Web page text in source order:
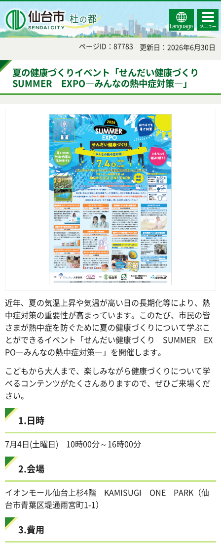
Select
Language
コンテ
ンツメ
ニュー
ページID：87783 更新日：2026年6月30日
夏の健康づくりイベント「せんだい健康づくり
SUMMER EXPO―みんなの熱中症対策―」
近年、夏の気温上昇や気温が高い日の長期化等により、熱
中症対策の重要性が高まっています。このたび、市民の皆
さまが熱中症を防ぐために夏の健康づくりについて学ぶこ
とができるイベント「せんだい健康づくり SUMMER EX
PO―みんなの熱中症対策―」を開催します。
こどもから大人まで、楽しみながら健康づくりについて学
べるコンテンツがたくさんありますので、ぜひご来場くだ
さい。
1.日時
7月4日(土曜日) 10時00分～16時00分
2.会場
イオンモール仙台上杉4階 KAMISUGI ONE PARK（仙
台市青葉区堤通雨宮町1-1）
3.費用